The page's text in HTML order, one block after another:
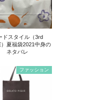
ドスタイル（3rd
）夏福袋2021中身の
ネタバレ
ファッション